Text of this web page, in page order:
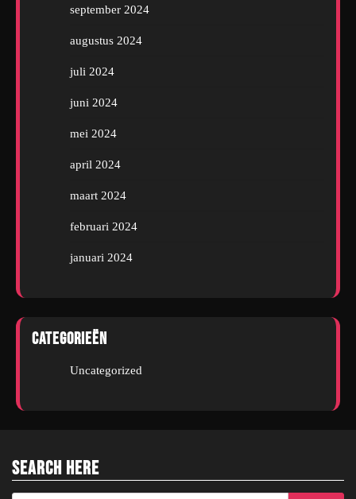
september 2024
augustus 2024
juli 2024
juni 2024
mei 2024
april 2024
maart 2024
februari 2024
januari 2024
Categorieën
Uncategorized
Search Here